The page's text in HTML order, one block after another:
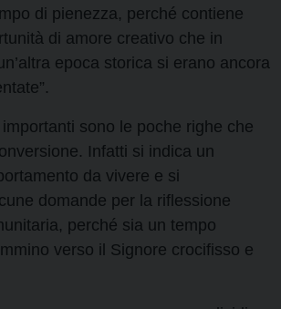
di pienezza, perché contiene
di amore creativo che in
epoca storica si erano ancora
sono le poche righe che
Infatti si indica un
da vivere e si
domande per la riflessione
perché sia un tempo
verso il Signore crocifisso e